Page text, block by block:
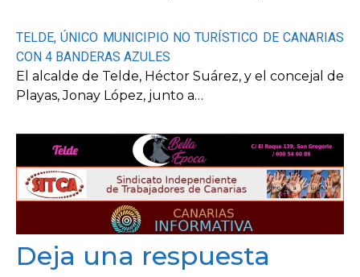
TELDE, ÚNICO MUNICIPIO NO TURÍSTICO DE CANARIAS
CON 4 BANDERAS AZULES
El alcalde de Telde, Héctor Suárez, y el concejal de
Playas, Jonay López, junto a…
Deja una respuesta